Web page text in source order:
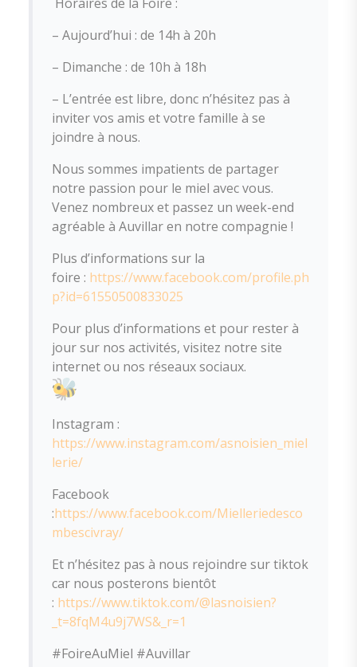
– Aujourd’hui : de 14h à 20h
– Dimanche : de 10h à 18h
– L’entrée est libre, donc n’hésitez pas à
inviter vos amis et votre famille à se
joindre à nous.
Nous sommes impatients de partager
notre passion pour le miel avec vous.
Venez nombreux et passez un week-end
agréable à Auvillar en notre compagnie !
Plus d’informations sur la
foire : https://www.facebook.com/profile.ph
p?id=61550500833025
Pour plus d’informations et pour rester à
jour sur nos activités, visitez notre site
internet ou nos réseaux sociaux.
Instagram :
https://www.instagram.com/asnoisien_miel
lerie/
Facebook
:https://www.facebook.com/Mielleriedesco
mbescivray/
Et n’hésitez pas à nous rejoindre sur tiktok
car nous posterons bientôt
: https://www.tiktok.com/@lasnoisien?
_t=8fqM4u9j7WS&_r=1
#FoireAuMiel #Auvillar